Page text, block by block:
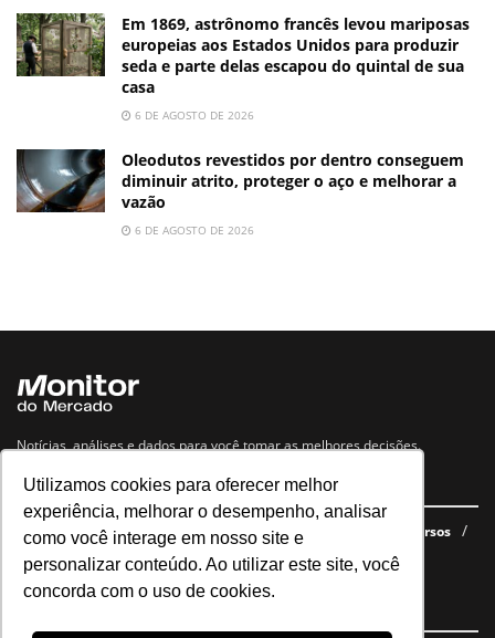
Utilizamos cookies para oferecer melhor
experiência, melhorar o desempenho, analisar
como você interage em nosso site e
personalizar conteúdo. Ao utilizar este site, você
concorda com o uso de cookies.
Em 1869, astrônomo francês levou mariposas
europeias aos Estados Unidos para produzir
seda e parte delas escapou do quintal de sua
casa
6 DE AGOSTO DE 2026
Oleodutos revestidos por dentro conseguem
diminuir atrito, proteger o aço e melhorar a
vazão
6 DE AGOSTO DE 2026
Notícias, análises e dados para você tomar as melhores decisões.
Navegue no site
Últimas notícias Quem somos E-books gratuitos
Cursos
Política de privacidade